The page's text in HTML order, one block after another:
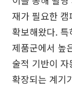
재가 필요한
확보해왔다.
제품군에서 높
술적 기반이
확장되는 계기